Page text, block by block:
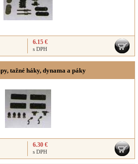
6.15 €
s DPH
tažné háky, dynama a páky
6.30 €
s DPH